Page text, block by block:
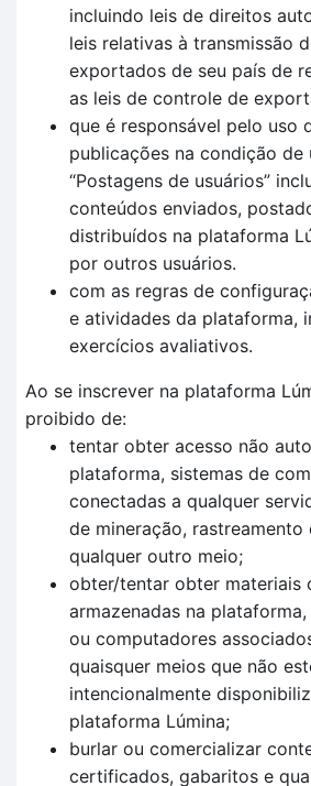
incluindo leis de direitos
leis relativas à transmissão
exportados de seu país de
as leis de controle de
que é responsável pelo uso
publicações na condição de
“Postagens de usuários”
conteúdos enviados,
distribuídos na plataforma
por outros usuários.
com as regras de
e atividades da plataforma,
exercícios avaliativos.
Ao se inscrever na plataforma
proibido de:
tentar obter acesso não
plataforma, sistemas de
conectadas a qualquer
de mineração, rastreamento
qualquer outro meio;
obter/tentar obter materiais
armazenadas na
ou computadores
quaisquer meios que não
intencionalmente
plataforma Lúmina;
burlar ou comercializar
certificados, gabaritos e